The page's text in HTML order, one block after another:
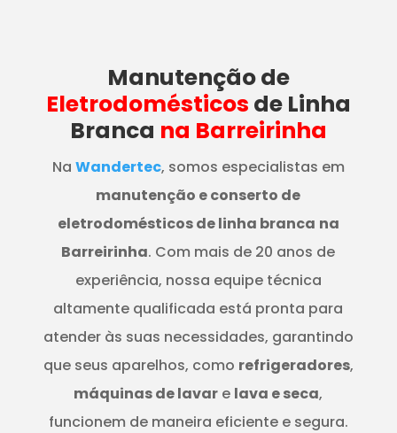
Manutençãode
Eletrodomésticos de Linha
Branca na Barreirinha
Na Wandertec, somos especialistas em
manutenção e conserto de
eletrodomésticos de linha branca na
Barreirinha. Com mais de 20 anos de
experiência, nossa equipe técnica
altamente qualificada está pronta para
atender às suas necessidades, garantindo
que seus aparelhos, como refrigeradores,
máquinas de lavar e lava e seca,
funcionem de maneira eficiente e segura.